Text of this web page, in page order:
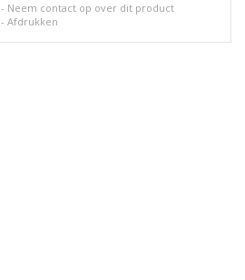
- Neem contact op over dit product
-Afdrukken